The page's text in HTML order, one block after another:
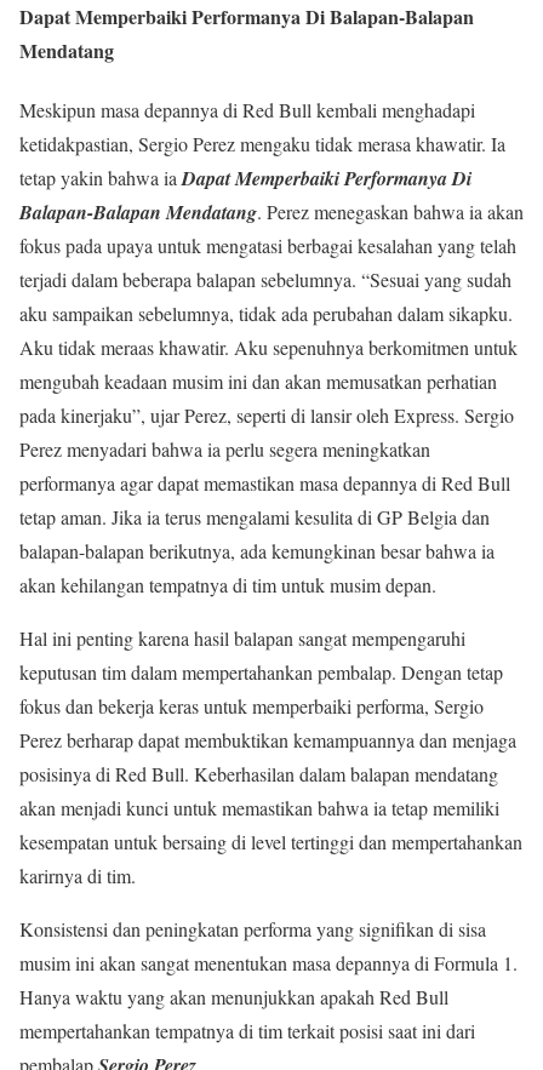
Dapat Memperbaiki Performanya Di Balapan-Balapan
Mendatang
Meskipun masa depannya di Red Bull kembali menghadapi
ketidakpastian, Sergio Perez mengaku tidak merasa khawatir. Ia
tetap yakin bahwa ia Dapat Memperbaiki Performanya Di
Balapan-Balapan Mendatang. Perez menegaskan bahwa ia akan
fokus pada upaya untuk mengatasi berbagai kesalahan yang telah
terjadi dalam beberapa balapan sebelumnya. “Sesuai yang sudah
aku sampaikan sebelumnya, tidak ada perubahan dalam sikapku.
Aku tidak meraas khawatir. Aku sepenuhnya berkomitmen untuk
mengubah keadaan musim ini dan akan memusatkan perhatian
pada kinerjaku”, ujar Perez, seperti di lansir oleh Express. Sergio
Perez menyadari bahwa ia perlu segera meningkatkan
performanya agar dapat memastikan masa depannya di Red Bull
tetap aman. Jika ia terus mengalami kesulita di GP Belgia dan
balapan-balapan berikutnya, ada kemungkinan besar bahwa ia
akan kehilangan tempatnya di tim untuk musim depan.
Hal ini penting karena hasil balapan sangat mempengaruhi
keputusan tim dalam mempertahankan pembalap. Dengan tetap
fokus dan bekerja keras untuk memperbaiki performa, Sergio
Perez berharap dapat membuktikan kemampuannya dan menjaga
posisinya di Red Bull. Keberhasilan dalam balapan mendatang
akan menjadi kunci untuk memastikan bahwa ia tetap memiliki
kesempatan untuk bersaing di level tertinggi dan mempertahankan
karirnya di tim.
Konsistensi dan peningkatan performa yang signifikan di sisa
musim ini akan sangat menentukan masa depannya di Formula 1.
Hanya waktu yang akan menunjukkan apakah Red Bull
mempertahankan tempatnya di tim terkait posisi saat ini dari
pembalap